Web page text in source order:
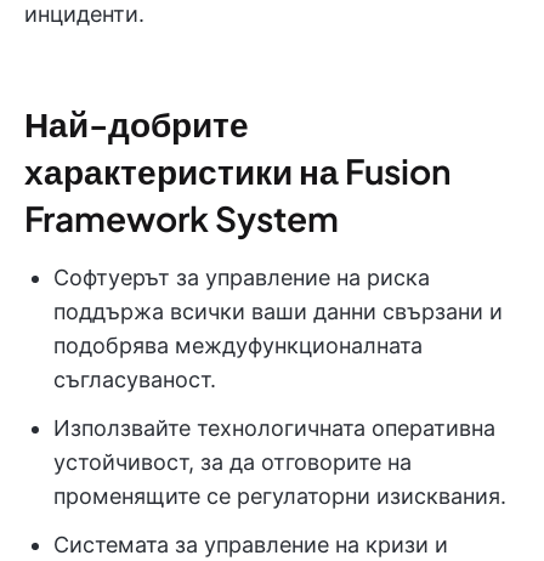
инциденти.
Най-добрите
характеристики на Fusion
Framework System
Софтуерът за управление на риска
поддържа всички ваши данни свързани и
подобрява междуфункционалната
съгласуваност.
Използвайте технологичната оперативна
устойчивост, за да отговорите на
променящите се регулаторни изисквания.
Системата за управление на кризи и